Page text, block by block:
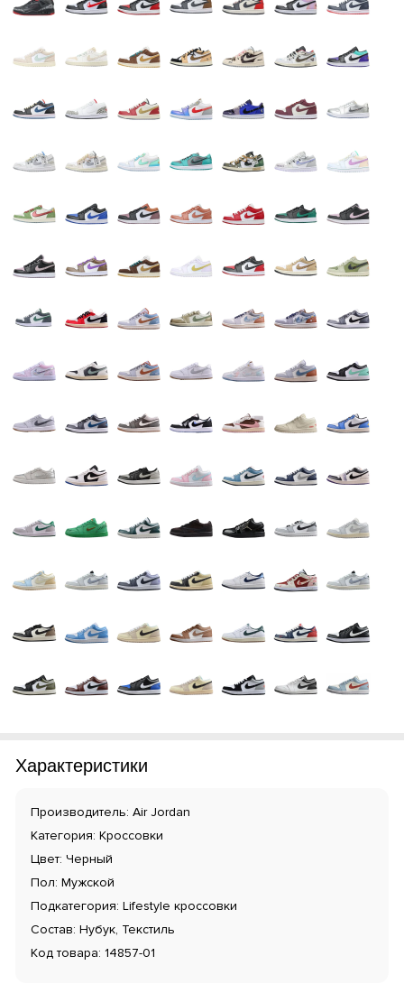
Характеристики
Производитель: Air Jordan
Категория: Кроссовки
Цвет: Черный
Пол: Мужской
Подкатегория: Lifestyle кроссовки
Состав: Нубук, Текстиль
Код товара: 14857-01